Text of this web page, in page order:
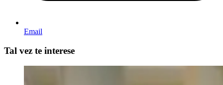
Email
Tal vez te interese